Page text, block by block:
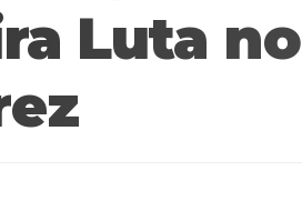
Luta no